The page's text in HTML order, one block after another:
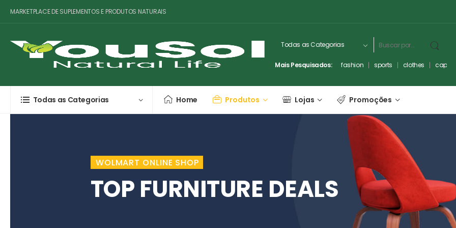
MARKETPLACE DE SUPLEMENTOS E PRODUTOS NATURAIS
Mais Pesquisados: fashion sports clothes
Todas as Categorias Home Produtos Lojas Promoções
WOLMART ONLINE SHOP
TOP FURNITURE DEALS